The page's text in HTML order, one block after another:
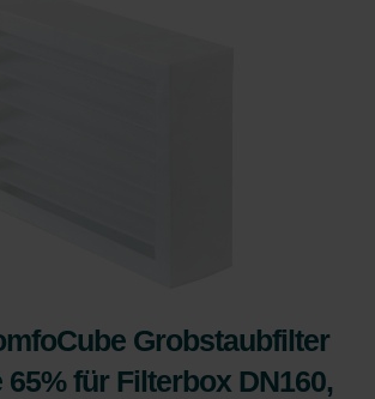
Grobstaubfilter
65% für Filterbox DN160,